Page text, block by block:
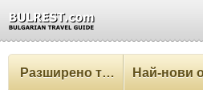
Разширено търсене